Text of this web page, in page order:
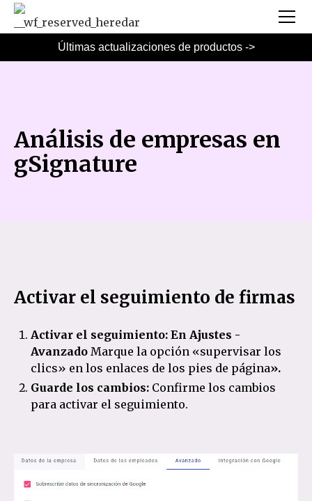
Últimas actualizaciones de productos ->
Análisis de empresas en
gSignature
Activar el seguimiento de firmas
Activar el seguimiento: En Ajustes -
Avanzado Marque la opción «supervisar los
clics» en los enlaces de los pies de página».
Guarde los cambios: Confirme los cambios
para activar el seguimiento.